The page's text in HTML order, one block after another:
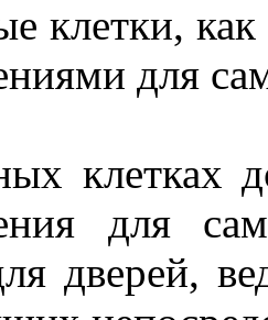
клетки,
для
клетках
для
дверей,